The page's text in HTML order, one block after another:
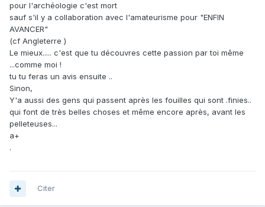
pour l'archéologie c'est mort
sauf s'il y a collaboration avec l'amateurisme pour "ENFIN
AVANCER"
(cf Angleterre )
Le mieux..... c'est que tu découvres cette passion par toi même
...comme moi !
tu tu feras un avis ensuite ..
Sinon,
Y'a aussi des gens qui passent après les fouilles qui sont .finies..
qui font de très belles choses et même encore après, avant les
pelleteuses...
a+
.
Citer